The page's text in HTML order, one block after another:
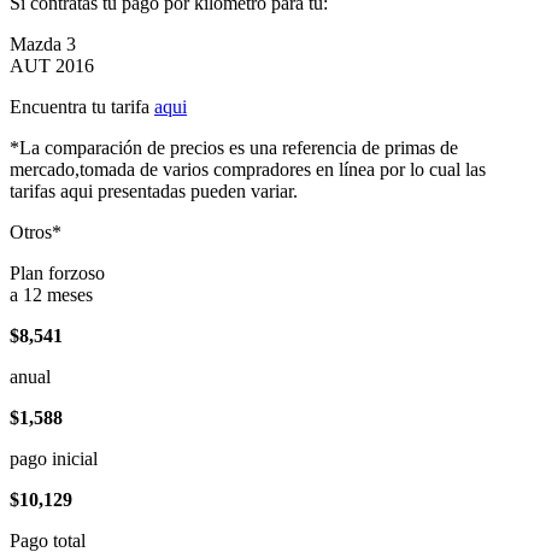
Mazda 3
AUT 2016
Encuentra tu tarifa aqui
*La comparación de precios es una referencia de primas de
mercado,tomada de varios compradores en línea por lo cual las
tarifas aqui presentadas pueden variar.
Otros*
Plan forzoso
a 12 meses
$8,541
anual
$1,588
pago inicial
$10,129
Pago total